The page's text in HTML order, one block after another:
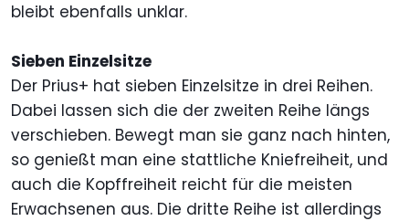
bleibt ebenfalls unklar.
Sieben Einzelsitze
Der Prius+ hat sieben Einzelsitze in drei Reihen.
Dabei lassen sich die der zweiten Reihe längs
verschieben. Bewegt man sie ganz nach hinten,
so genießt man eine stattliche Kniefreiheit, und
auch die Kopffreiheit reicht für die meisten
Erwachsenen aus. Die dritte Reihe ist allerdings